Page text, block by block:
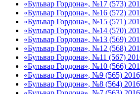
«Бульвар Гордона», №17 (573)
«Бульвар Гордона», №16 (572)
«Бульвар Гордона», №15 (571)
«Бульвар Гордона», №14 (570)
«Бульвар Гордона», №13 (569)
«Бульвар Гордона», №12 (568)
«Бульвар Гордона», №11 (567)
«Бульвар Гордона», №10 (566)
«Бульвар Гордона», №9 (565)
«Бульвар Гордона», №8 (564)